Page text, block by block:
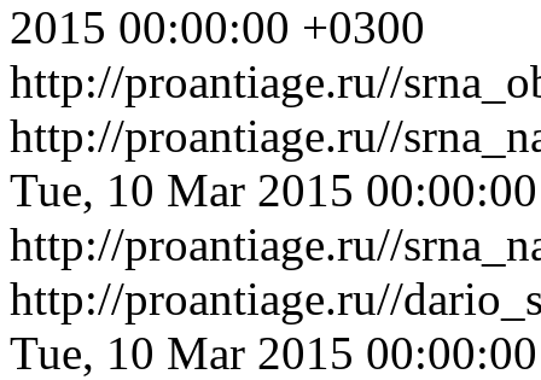
2015 00:00:00 +0300
http://proantiage.ru//
http://proantiage.ru//
Tue, 10 Mar 2015
http://proantiage.ru//
http://proantiage.ru//
Tue, 10 Mar 2015